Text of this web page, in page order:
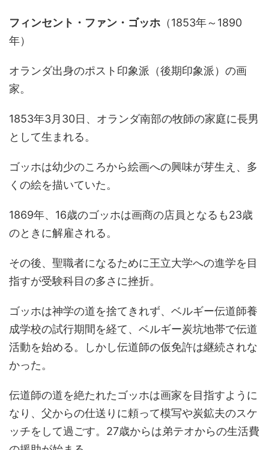
フィンセント・ファン・ゴッホ （1853年～1890
年）
オランダ出身のポスト印象派（後期印象派）の画
家。
1853年3月30日、オランダ南部の牧師の家庭に長男
として生まれる。
ゴッホは幼少のころから絵画への興味が芽生え、多
くの絵を描いていた。
1869年、16歳のゴッホは画商の店員となるも23歳
のときに解雇される。
その後、聖職者になるために王立大学への進学を目
指すが受験科目の多さに挫折。
ゴッホは神学の道を捨てきれず、ベルギー伝道師養
成学校の試行期間を経て、ベルギー炭坑地帯で伝道
活動を始める。しかし伝道師の仮免許は継続されな
かった。
伝道師の道を絶たれたゴッホは画家を目指すように
なり、父からの仕送りに頼って模写や炭鉱夫のスケ
ッチをして過ごす。27歳からは弟テオからの生活費